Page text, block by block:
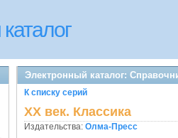
Электронный каталог:
К списку серий
XX век. Классика
Издательства: Олма-Пресс